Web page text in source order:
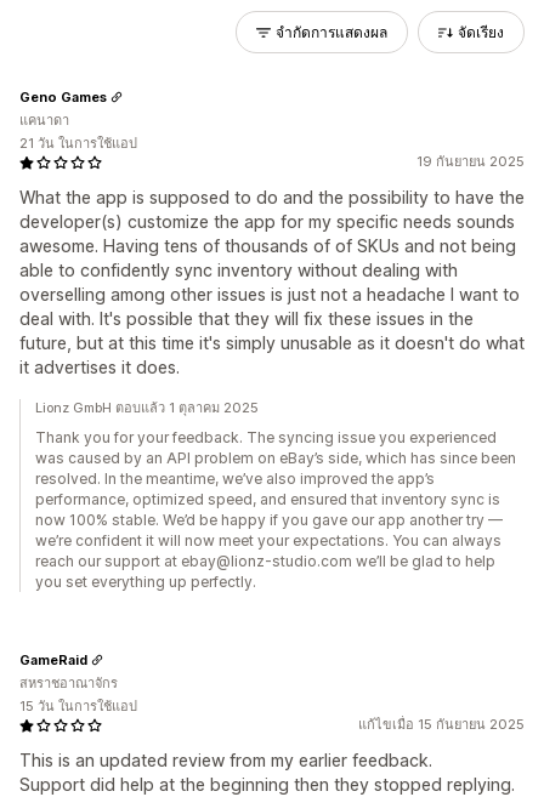
จำกัดการแสดงผล จัดเรียง
19 กันยายน 2025
What the app is supposed to do and the possibility to have the
developer(s) customize the app for my specific needs sounds
awesome. Having tens of thousands of of SKUs and not being
able to confidently sync inventory without dealing with
overselling among other issues is just not a headache I want to
deal with. It's possible that they will fix these issues in the
future, but at this time it's simply unusable as it doesn't do what
it advertises it does.
Geno Games
แคนาดา
21 วัน ในการใช้แอป
Lionz GmbH ตอบแล้ว 1 ตุลาคม 2025
Thank you for your feedback. The syncing issue you experienced
was caused by an API problem on eBay’s side, which has since been
resolved. In the meantime, we’ve also improved the app’s
performance, optimized speed, and ensured that inventory sync is
now 100% stable. We’d be happy if you gave our app another try —
we’re confident it will now meet your expectations. You can always
reach our support at ebay@lionz-studio.com we’ll be glad to help
you set everything up perfectly.
แก้ไขเมื่อ 15 กันยายน 2025
This is an updated review from my earlier feedback.
Support did help at the beginning then they stopped replying.
GameRaid
สหราชอาณาจักร
15 วัน ในการใช้แอป